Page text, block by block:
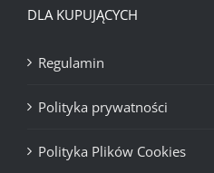
DLA KUPUJĄCYCH
Regulamin
Polityka prywatności
Polityka Plików Cookies